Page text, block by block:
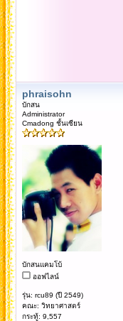
phraisohn
บักสน
Administrator
Cmadong ชั้นเซียน
บักสนแคมโบ้
ออฟไลน์
รุ่น: rcu89 (ปี 2549)
คณะ: วิทยาศาสตร์
กระทู้: 9,557